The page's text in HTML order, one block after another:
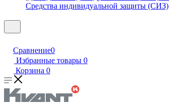
Средства индивидуальной защиты (СИЗ)
Сравнение0
Избранные товары 0
Корзина 0